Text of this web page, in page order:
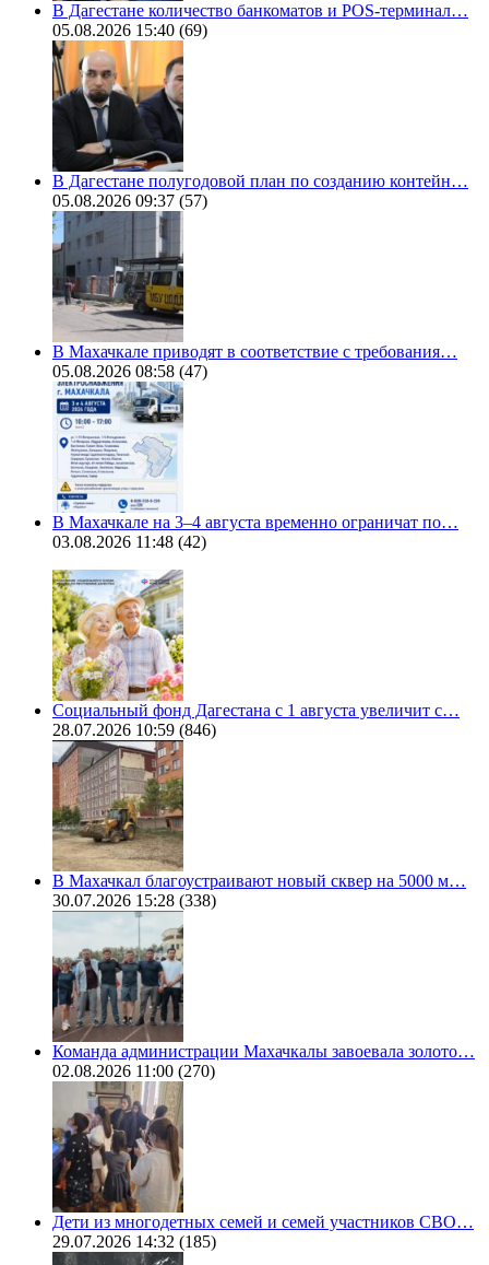
В Дагестане количество банкоматов и POS-терминал…
05.08.2026 15:40 (69)
В Дагестане полугодовой план по созданию контейн…
05.08.2026 09:37 (57)
В Махачкале приводят в соответствие с требования…
05.08.2026 08:58 (47)
В Махачкале на 3–4 августа временно ограничат по…
03.08.2026 11:48 (42)
Социальный фонд Дагестана с 1 августа увеличит с…
28.07.2026 10:59 (846)
В Махачкал благоустраивают новый сквер на 5000 м…
30.07.2026 15:28 (338)
Команда администрации Махачкалы завоевала золото…
02.08.2026 11:00 (270)
Дети из многодетных семей и семей участников СВО…
29.07.2026 14:32 (185)